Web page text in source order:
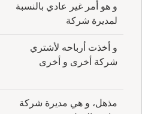
و هو أمر غير عادي بالنسبة
لمديرة شركة
و أخذت أرباحه لأشتري
شركة أخرى و أخرى
مذهل، و هي مديرة شركة